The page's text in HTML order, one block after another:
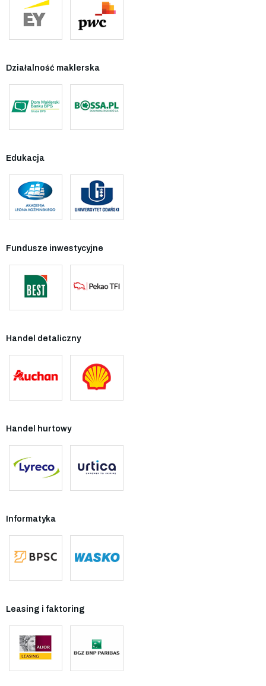
Działalność maklerska
Edukacja
Fundusze inwestycyjne
Handel detaliczny
Handel hurtowy
Informatyka
Leasing i faktoring